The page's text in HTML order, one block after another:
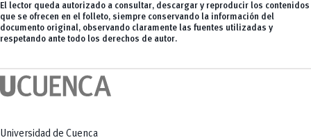
El lector queda autorizado a consultar, descargar y reproducir los contenidos
que se ofrecen en el folleto, siempre conservando la información del
documento original, observando claramente las fuentes utilizadas y
respetando ante todo los derechos de autor.
Universidad de Cuenca